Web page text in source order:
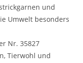
und
Umwelt besonders
Nr. 35827
Tierwohl und